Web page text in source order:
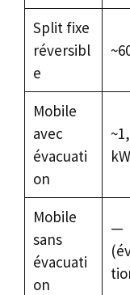
Split fixe
réversibl
e
Mobile
avec
évacuati
on
kW
Mobile
sans
évacuati
on
—